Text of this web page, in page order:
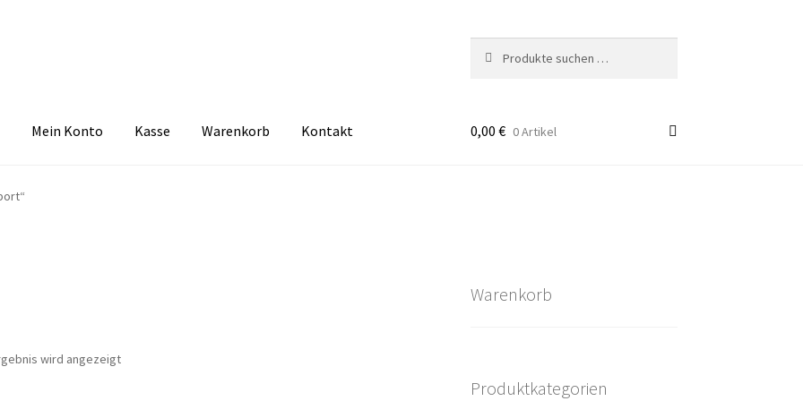
nach:
Mein Konto Kasse Warenkorb Kontakt 0,00 € 0 Artikel
wird angezeigt
Warenkorb
Produktkategorien